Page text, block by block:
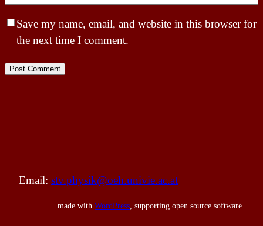
Save my name, email, and website in this browser for
the next time I comment.
Email: stv.physik@oeh.univie.ac.at
made with WordPress, supporting open source software.